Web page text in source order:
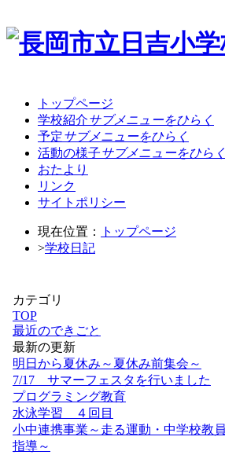
トップページ
学校紹介サブメニューをひらく
予定サブメニューをひらく
活動の様子サブメニューをひらく
おたより
リンク
サイトポリシー
現在位置：
トップページ
>学校日記